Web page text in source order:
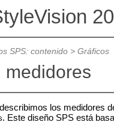
SPS: contenido> Gráficos
medidores
los medidores
. Este diseño SPS está